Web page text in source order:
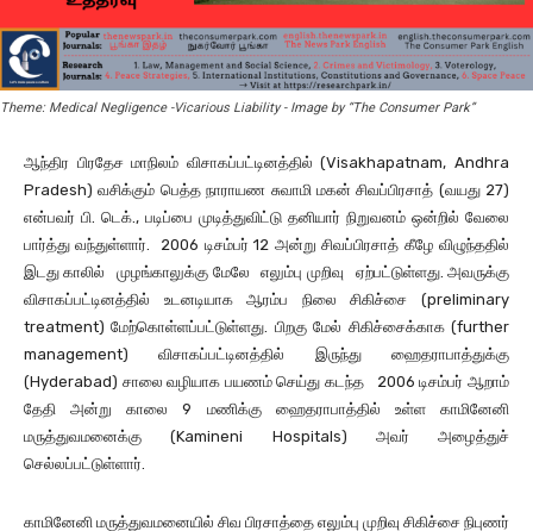
Theme: Medical Negligence -Vicarious Liability - Image by “The Consumer Park”
ஆந்திர பிரதேச மாநிலம் விசாகப்பட்டினத்தில் (Visakhapatnam, Andhra
Pradesh) வசிக்கும் பெத்த நாராயண சுவாமி மகன் சிவப்பிரசாத் (வயது 27)
என்பவர் பி. டெக்., படிப்பை முடித்துவிட்டு தனியார் நிறுவனம் ஒன்றில் வேலை
பார்த்து வந்துள்ளார். 2006 டிசம்பர் 12 அன்று சிவப்பிரசாத் கீழே விழுந்ததில்
இடது காலில் முழங்காலுக்கு மேலே எலும்பு முறிவு ஏற்பட்டுள்ளது. அவருக்கு
விசாகப்பட்டினத்தில் உடனடியாக ஆரம்ப நிலை சிகிச்சை (preliminary
treatment) மேற்கொள்ளப்பட்டுள்ளது. பிறகு மேல் சிகிச்சைக்காக (further
management) விசாகப்பட்டினத்தில் இருந்து ஹைதராபாத்துக்கு
(Hyderabad) சாலை வழியாக பயணம் செய்து கடந்த 2006 டிசம்பர் ஆறாம்
தேதி அன்று காலை 9 மணிக்கு ஹைதராபாத்தில் உள்ள காமினேனி
மருத்துவமனைக்கு (Kamineni Hospitals) அவர் அழைத்துச்
செல்லப்பட்டுள்ளார்.
காமினேனி மருத்துவமனையில் சிவ பிரசாத்தை எலும்பு முறிவு சிகிச்சை நிபுணர்